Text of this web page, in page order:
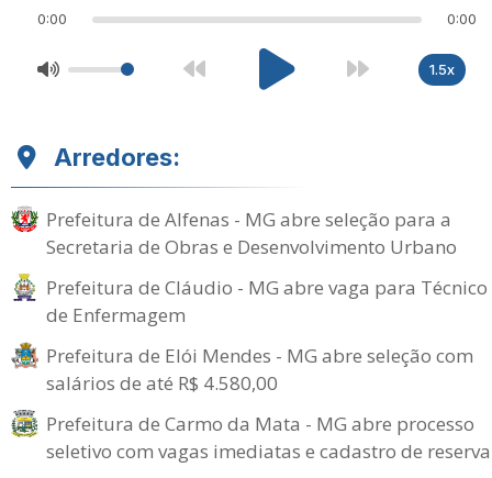
0:00 0:00
1.5x
Arredores:
Prefeitura de Alfenas - MG abre seleção para a
Secretaria de Obras e Desenvolvimento Urbano
Prefeitura de Cláudio - MG abre vaga para Técnico
de Enfermagem
Prefeitura de Elói Mendes - MG abre seleção com
salários de até R$ 4.580,00
Prefeitura de Carmo da Mata - MG abre processo
seletivo com vagas imediatas e cadastro de reserva